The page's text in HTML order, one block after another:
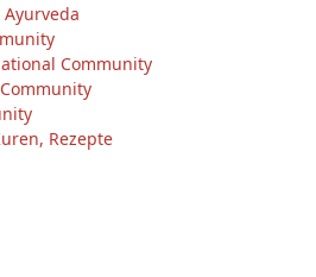
Community
Rezepte